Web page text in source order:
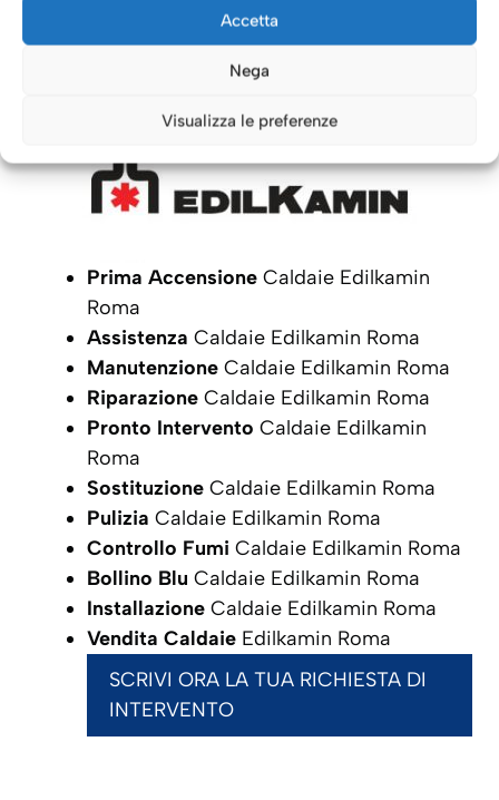
Accetta
Nega
Visualizza le preferenze
Caldaie Roma: i nostri servizi
per le CaldaieEdilkamin
Prima Accensione Caldaie Edilkamin
Roma
Assistenza Caldaie Edilkamin Roma
Manutenzione Caldaie Edilkamin Roma
Riparazione Caldaie Edilkamin Roma
Pronto Intervento Caldaie Edilkamin
Roma
Sostituzione Caldaie Edilkamin Roma
Pulizia Caldaie Edilkamin Roma
Controllo Fumi Caldaie Edilkamin Roma
Bollino Blu Caldaie Edilkamin Roma
Installazione Caldaie Edilkamin Roma
Vendita Caldaie Edilkamin Roma
SCRIVI ORA LA TUA RICHIESTA DI
INTERVENTO